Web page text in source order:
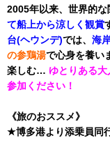
2005年以来、世界的な
て船上から涼しく観賞
台(ヘウンデ)では、 海
の参鶏湯で心身を養い
楽しむ… ゆとりある
参加ください！
《旅のおススメ》
★博多港より添乗員同